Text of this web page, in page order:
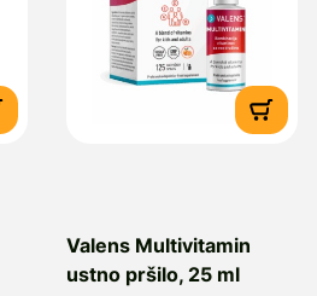
Valens Multivitamin
ustno pršilo, 25 ml